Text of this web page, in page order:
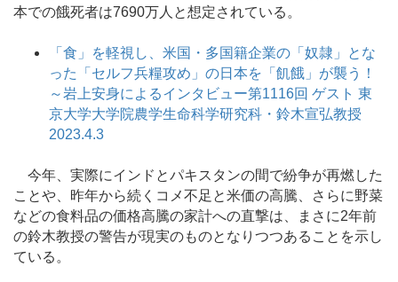
本での餓死者は7690万人と想定されている。
「食」を軽視し、米国・多国籍企業の「奴隷」とな
った「セルフ兵糧攻め」の日本を「飢餓」が襲う！
～岩上安身によるインタビュー第1116回 ゲスト 東
京大学大学院農学生命科学研究科・鈴木宣弘教授
2023.4.3
今年、実際にインドとパキスタンの間で紛争が再燃した
ことや、昨年から続くコメ不足と米価の高騰、さらに野菜
などの食料品の価格高騰の家計への直撃は、まさに2年前
の鈴木教授の警告が現実のものとなりつつあることを示し
ている。